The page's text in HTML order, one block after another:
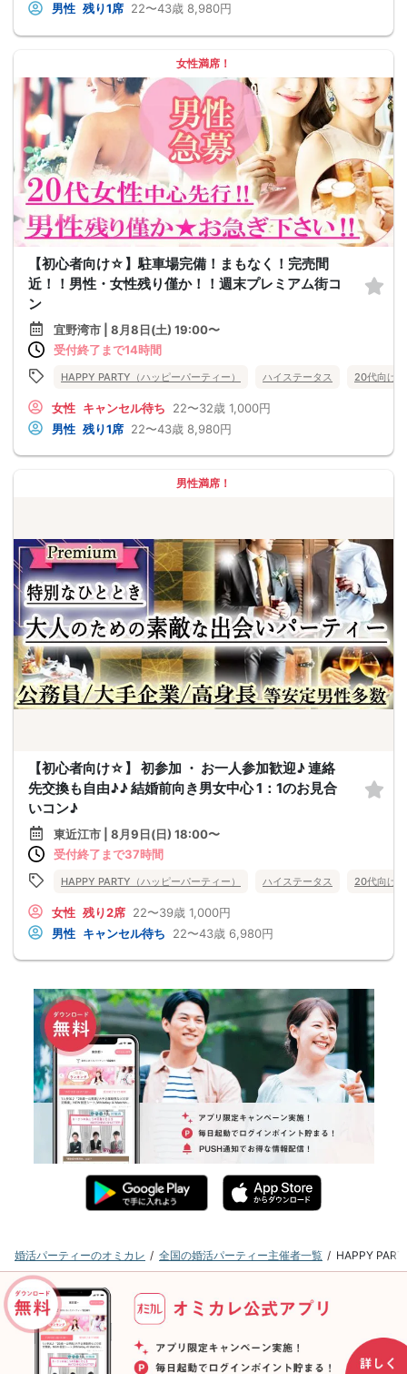
男性 残り1席 22〜43歳 8,980円
女性満席！
【初心者向け☆】駐車場完備！まもなく！完売間
近！！男性・女性残り僅か！！週末プレミアム街コ
ン
宜野湾市 | 8月8日(土) 19:00〜
受付終了まで14時間
HAPPY PARTY（ハッピーパーティー） ハイステータス 20代向け
女性 キャンセル待ち 22〜32歳 1,000円
男性 残り1席 22〜43歳 8,980円
男性満席！
【初心者向け☆】 初参加 ・ お一人参加歓迎♪ 連絡
先交換も自由♪♪ 結婚前向き男女中心 1：1のお見合
いコン♪
東近江市 | 8月9日(日) 18:00〜
受付終了まで37時間
HAPPY PARTY（ハッピーパーティー） ハイステータス 20代向け
女性 残り2席 22〜39歳 1,000円
男性 キャンセル待ち 22〜43歳 6,980円
婚活パーティーのオミカレ 全国の婚活パーティー主催者一覧 HAPPY